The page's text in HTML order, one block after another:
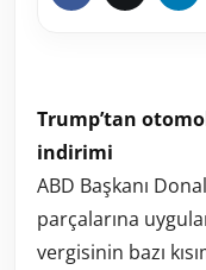
Trump’tan
indirimi
ABD Başkanı
parçalarına
vergisinin bazı